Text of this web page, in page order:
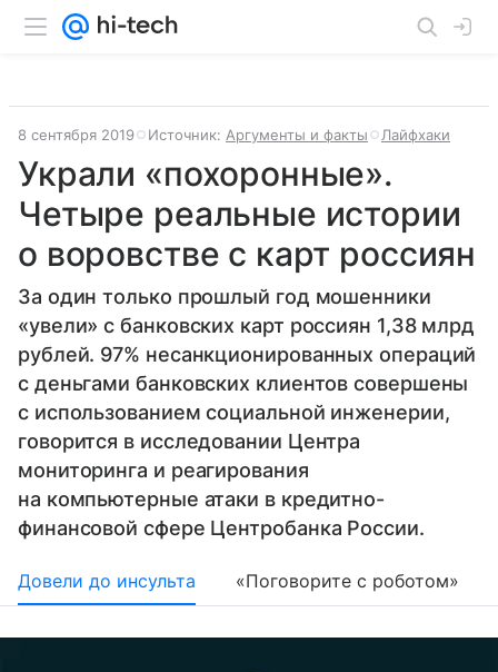
8 сентября 2019 Источник: Аргументы и факты Лайфхаки
Украли «похоронные».
Четыре реальные истории
о воровстве с карт россиян
За один только прошлый год мошенники
«увели» с банковских карт россиян 1,38 млрд
рублей. 97% несанкционированных операций
с деньгами банковских клиентов совершены
с использованием социальной инженерии,
говорится в исследовании Центра
мониторинга и реагирования
на компьютерные атаки в кредитно-
финансовой сфере Центробанка России.
Довели до инсульта «Поговорите с роботом»